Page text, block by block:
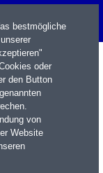
bestmögliche
oder
den Button
von
Website